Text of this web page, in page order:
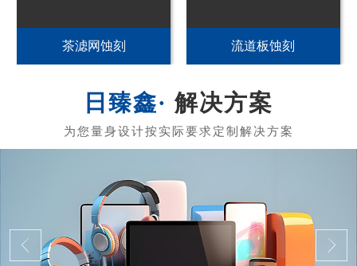
PET发热片蚀刻 黄铜发热膜蚀刻
解决方案